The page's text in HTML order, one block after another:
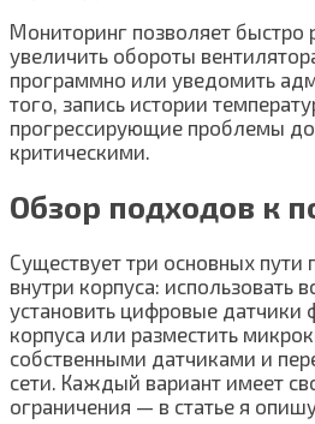
Мониторинг позволяет быстро
увеличить обороты
программно или уведомить
того, запись истории
прогрессирующие проблемы до
критическими.
Обзор подходов к
Существует три основных пути
внутри корпуса: использовать
установить цифровые датчики
корпуса или разместить
собственными датчиками и
сети. Каждый вариант имеет
ограничения — в статье я